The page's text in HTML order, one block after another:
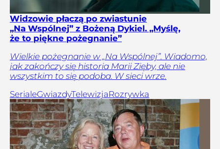
Widzowie płaczą po zwiastunie
„Na Wspólnej” z Bożeną Dykiel. „Myślę,
że to piękne pożegnanie”
Wielkie pożegnanie w „Na Wspólnej”. Wiadomo,
jak zakończy się historia Marii Zięby, ale nie
wszystkim to się podoba. W sieci wrze.
SerialeGwiazdyTelewizjaRozrywka